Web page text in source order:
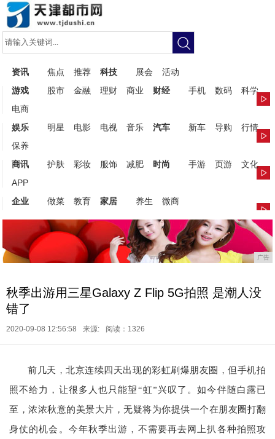
资讯 焦点 推荐 科技 展会
活动
游戏
股市 金融 理财 商业 财经 手机 数码
科学
电商
娱乐
明星 电影 电视 音乐 汽车 新车 导购
行情
保养
商讯
护肤 彩妆 服饰 减肥 时尚 手游 页游
文化
APP
企业
做菜 教育 家居 养生 微商
广告
秋季出游用三星Galaxy Z Flip 5G拍照 是潮人没
错了
2020-09-08 12:56:58 来源: 阅读：1326
前几天，北京连续四天出现的彩虹刷爆朋友圈，但手机拍
照不给力，让很多人也只能望“虹”兴叹了。如今伴随白露已
至，浓浓秋意的美景大片，无疑将为你提供一个在朋友圈打翻
身仗的机会。今年秋季出游，不需要再去网上扒各种拍照攻